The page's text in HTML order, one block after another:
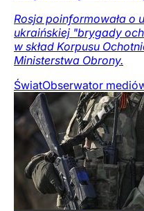
Rosja poinformowała o
ukraińskiej "brygady
w skład Korpusu
Ministerstwa Obrony.
ŚwiatObserwator